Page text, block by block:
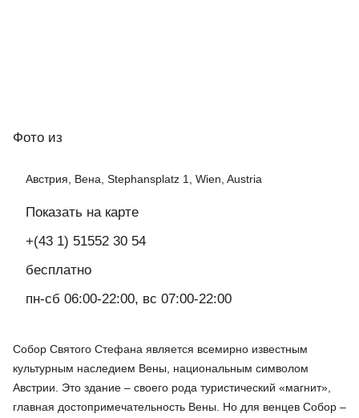
Фото из
Австрия, Вена, Stephansplatz 1, Wien, Austria
Показать на карте
+(43 1) 51552 30 54
бесплатно
пн-сб 06:00-22:00, вс 07:00-22:00
Собор Святого Стефана является всемирно известным
культурным наследием Вены, национальным символом
Австрии. Это здание – своего рода туристический «магнит»,
главная достопримечательность Вены. Но для венцев Собор –